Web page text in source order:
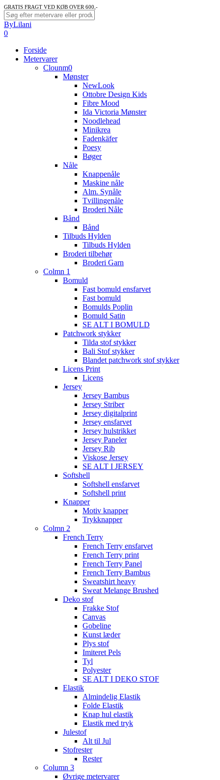
Skip
to
main
content
GRATIS FRAGT VED KØB OVER 600,-
Close
Search
ByLilani
search
account
0
Forside
Metervarer
Clounm0
Mønster
NewLook
Ottobre Design Kids
Fibre Mood
Ida Victoria Mønster
Noodlehead
Minikrea
Fadenkäfer
Poesy
Bøger
Nåle
Knappenåle
Maskine nåle
Alm. Synåle
Tvillingenåle
Broderi Nåle
Bånd
Bånd
Tilbuds Hylden
Tilbuds Hylden
Broderi tilbehør
Broderi Garn
Colmn 1
Bomuld
Fast bomuld ensfarvet
Fast bomuld
Bomulds Poplin
Bomuld Satin
SE ALT I BOMULD
Patchwork stykker
Tilda stof stykker
Bali Stof stykker
Blandet patchwork stof stykker
Licens Print
Licens
Jersey
Jersey Bambus
Jersey Striber
Jersey digitalprint
Jersey ensfarvet
Jersey hulstrikket
Jersey Paneler
Jersey Rib
Viskose Jersey
SE ALT I JERSEY
Softshell
Softshell ensfarvet
Softshell print
Knapper
Motiv knapper
Trykknapper
Colmn 2
French Terry
French Terry ensfarvet
French Terry print
French Terry Panel
French Terry Bambus
Sweatshirt heavy
Sweat Melange Brushed
Deko stof
Frakke Stof
Canvas
Gobeline
Kunst læder
Plys stof
Imiteret Pels
Tyl
Polyester
SE ALT I DEKO STOF
Elastik
Almindelig Elastik
Folde Elastik
Knap hul elastik
Elastik med tryk
Julestof
Alt til Jul
Stofrester
Rester
Column 3
Øvrige metervarer